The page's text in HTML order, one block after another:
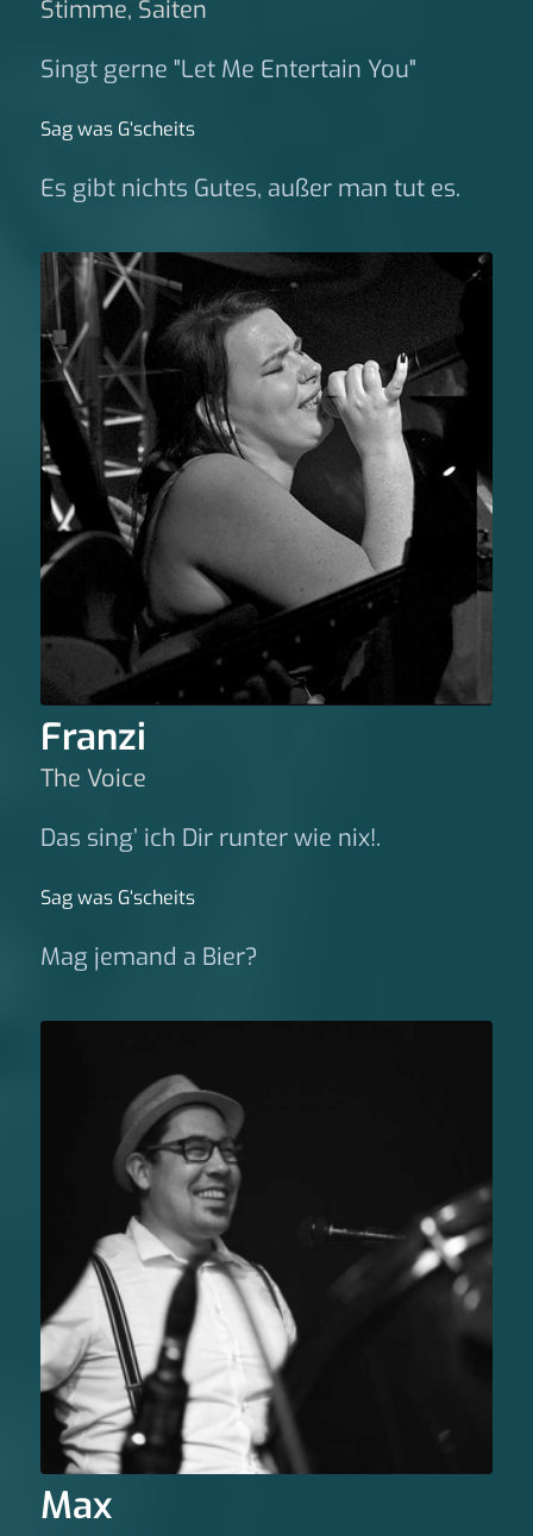
Stimme, Saiten
Singt gerne "Let Me Entertain You"
Sag was G‘scheits
Es gibt nichts Gutes, außer man tut es.
Franzi
The Voice
Das sing’ ich Dir runter wie nix!.
Sag was G‘scheits
Mag jemand a Bier?
Max